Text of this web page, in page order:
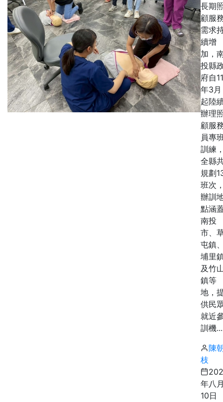
長期
顧服
需求
續增
加，
投縣
府自
年3月
起陸
辦理
顧服
員專
訓練
全縣
規劃
班次
辦訓
點涵
南投
市、
屯鎮
埔里
及竹
鎮等
地，
供民
就近
訓機...
陳
枝
年八
10日